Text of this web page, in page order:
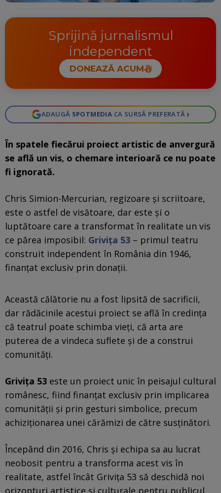
Sprijină jurnalismul
independent
DONEAZĂ ACUM
ADAUGĂ SPOTMEDIA CA SURSĂ PREFERATĂ ›
În spatele fiecărui proiect artistic de anvergură
se află un vis, o chemare interioară ce nu poate
fi ignorată.
Chris Simion-Mercurian, regizoare și scriitoare,
este o astfel de visătoare, dar este și o
luptătoare care a transformat în realitate un vis
ce părea imposibil: Grivița 53 – primul teatru
construit independent în România din 1946,
finanțat exclusiv prin donații.
Această călătorie nu a fost lipsită de sacrificii,
dar rădăcinile acestui proiect se află în credința
că teatrul poate schimba vieți, că arta are
puterea de a vindeca suflete și de a construi
comunități.
Grivița 53 este un proiect unic în peisajul cultural
românesc, fiind finanțat exclusiv prin implicarea
comunității și prin gesturi simbolice, precum
achiziționarea unei cărămizi de către susținători.
Începând din 2016, Chris și echipa sa au lucrat
neobosit pentru a transforma acest vis în
realitate, astfel încât Grivița 53 să deschidă noi
orizonturi artistice și culturale pentru publicul